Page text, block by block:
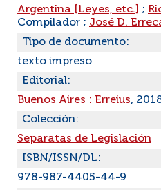
Argentina [Leyes, etc.]
;
Compilador ; José D.
Tipo de documento:
texto impreso
Editorial:
Buenos Aires : Erreius,
Colección:
Separatas de Legislación
ISBN/ISSN/DL:
978-987-4405-44-9